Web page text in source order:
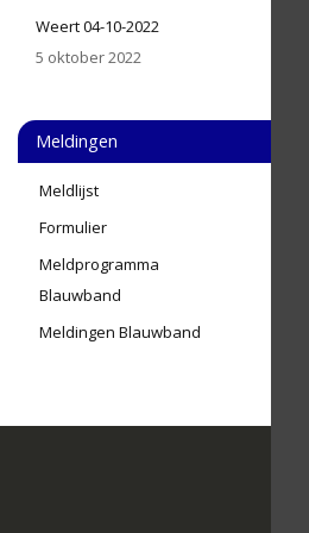
Weert 04-10-2022
5 oktober 2022
Meldingen
Meldlijst
Formulier
Meldprogramma
Blauwband
Meldingen Blauwband